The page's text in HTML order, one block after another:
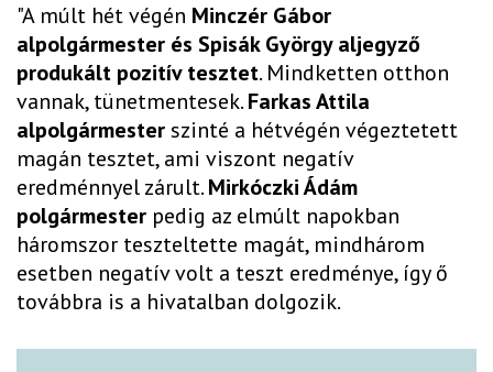
"A múlt hét végén Minczér Gábor
alpolgármester és Spisák György aljegyző
produkált pozitív tesztet. Mindketten otthon
vannak, tünetmentesek.Farkas Attila
alpolgármesterszinté a hétvégén végeztetett
magán tesztet, ami viszont negatív
eredménnyel zárult.Mirkóczki Ádám
polgármester pedig az elmúlt napokban
háromszor teszteltette magát, mindhárom
esetben negatív volt a teszt eredménye, így ő
továbbra is a hivatalban dolgozik.